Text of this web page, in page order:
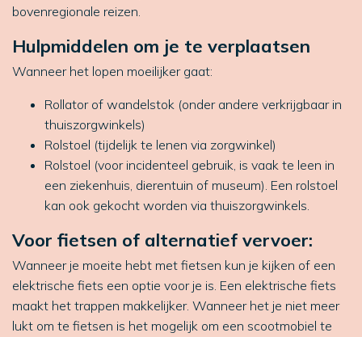
bovenregionale reizen.
Hulpmiddelen om je te verplaatsen
Wanneer het lopen moeilijker gaat:
Rollator of wandelstok (onder andere verkrijgbaar in
thuiszorgwinkels)
Rolstoel (tijdelijk te lenen via zorgwinkel)
Rolstoel (voor incidenteel gebruik, is vaak te leen in
een ziekenhuis, dierentuin of museum). Een rolstoel
kan ook gekocht worden via thuiszorgwinkels.
Voor fietsen of alternatief vervoer:
Wanneer je moeite hebt met fietsen kun je kijken of een
elektrische fiets een optie voor je is. Een elektrische fiets
maakt het trappen makkelijker. Wanneer het je niet meer
lukt om te fietsen is het mogelijk om een scootmobiel te